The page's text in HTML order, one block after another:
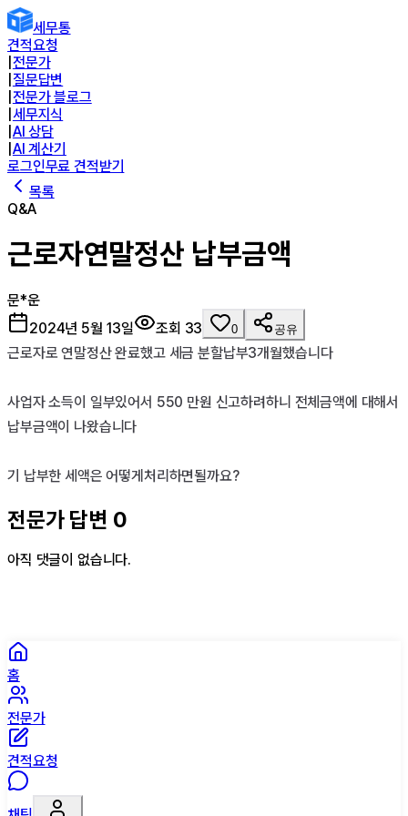
세무통
견적요청
전문가
질문답변
전문가 블로그
세무지식
AI 상담
AI 계산기
로그인무료 견적받기
목록
Q&A
근로자연말정산 납부금액
문*운
2024년 5월 13일
조회 33 0 공유
근로자로 연말정산 완료했고 세금 분할납부3개월했습니다
사업자 소득이 일부있어서 550 만원 신고하려하니 전체금액에 대해서
납부금액이 나왔습니다
기 납부한 세액은 어떻게처리하면될까요?
전문가 답변 0
아직 댓글이 없습니다.
홈
전문가
견적요청